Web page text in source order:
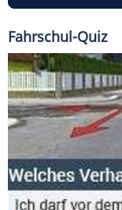
Fahrschul-Quiz